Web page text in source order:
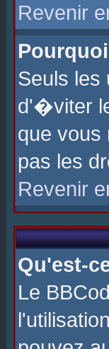
Revenir
Seuls les
d'�viter
que vous
pas les
Revenir
Qu'est-
Le